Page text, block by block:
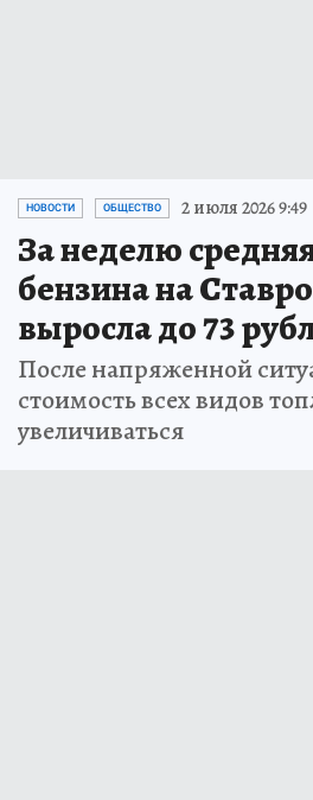
НОВОСТИ ОБЩЕСТВО 2 июля 2026 9:49
За неделю
бензина на
выросла до 73
После напряженной
стоимость всех видов
увеличиваться